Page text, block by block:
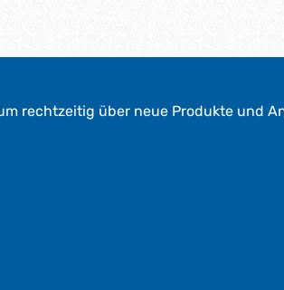
rechtzeitig über neue Produkte und